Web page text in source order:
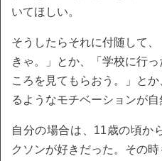
いてほしい。
そうしたらそれに付随して
きゃ。」とか、「学校に行
ころを見てもらおう。」と
るようなモチベーションが自
自分の場合は、11歳の頃か
クソンが好きだった。その